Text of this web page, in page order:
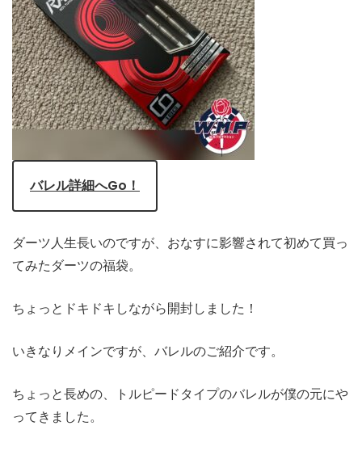
バレル詳細へGo！
ダーツ人生長いのですが、おなすに影響されて初めて買っ
てみたダーツの福袋。
ちょっとドキドキしながら開封しました！
いきなりメインですが、バレルのご紹介です。
ちょっと長めの、トルピードタイプのバレルが僕の元にや
ってきました。